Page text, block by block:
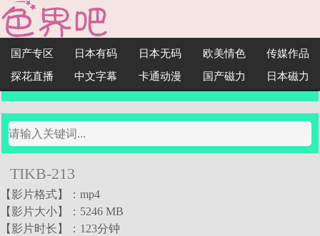
国产专区 日本有码 日本无码 欧美情色
传媒作品
探花直播
中文字幕 卡通动漫 国产磁力 日本磁力
TIKB-213
【影片格式】：mp4
【影片大小】：5246 MB
【影片时长】：123分钟